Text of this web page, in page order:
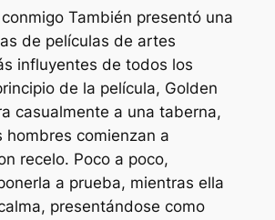
También presentó una
de películas de artes
influyentes de todos los
de la película, Golden
casualmente a una taberna,
hombres comienzan a
recelo. Poco a poco,
a prueba, mientras ella
presentándose como